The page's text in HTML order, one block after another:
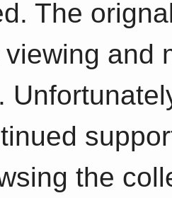
The
and
the